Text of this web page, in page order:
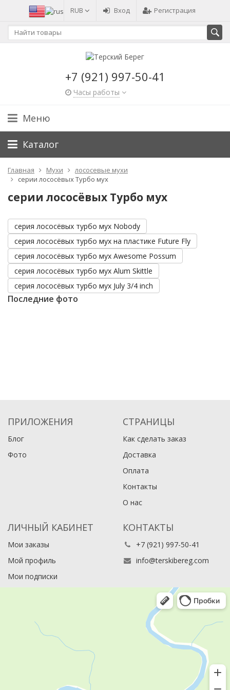
RUB Вход Регистрация
+7 (921) 997-50-41
Часы работы
Меню
Каталог
Главная Мухи
лососевые мухи
серии лососёвых Турбо мух
серии лососёвых Турбо мух
серия лососёвых турбо мух Nobody
серия лососёвых турбо мух на пластике Future Fly
серия лососёвых турбо мух Awesome Possum
серия лососёвых турбо мух Alum Skittle
серия лососёвых турбо мух July 3/4 inch
Последние фото
ПРИЛОЖЕНИЯ
Блог
Фото
СТРАНИЦЫ
Как сделать заказ
Доставка
Оплата
Контакты
О нас
ЛИЧНЫЙ КАБИНЕТ
Мои заказы
Мой профиль
Мои подписки
КОНТАКТЫ
+7 (921) 997-50-41
info@terskibereg.com